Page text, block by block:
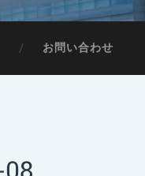
お問い合わせ